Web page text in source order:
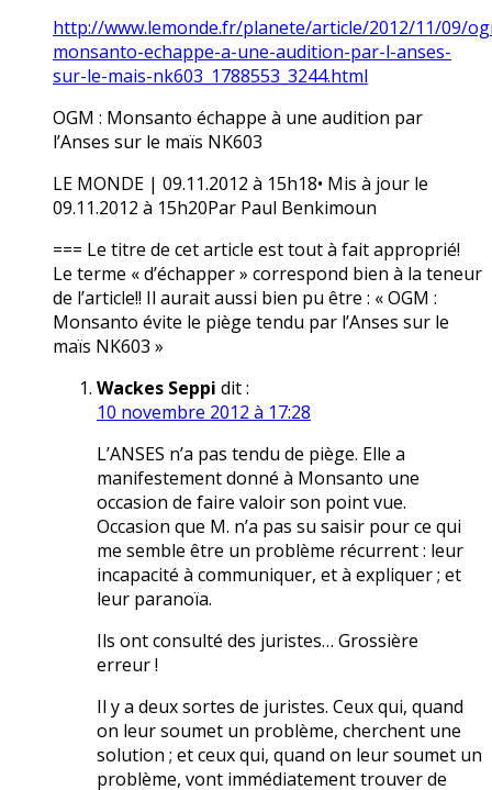
http://www.lemonde.fr/planete/article/2012/11/09/
monsanto-echappe-a-une-audition-par-l-anses-
sur-le-mais-nk603_1788553_3244.html
OGM : Monsanto échappe à une audition par
l’Anses sur le maïs NK603
LE MONDE | 09.11.2012 à 15h18• Mis à jour le
09.11.2012 à 15h20Par Paul Benkimoun
=== Le titre de cet article est tout à fait approprié!
Le terme « d’échapper » correspond bien à la teneur
de l’article!! Il aurait aussi bien pu être : « OGM :
Monsanto évite le piège tendu par l’Anses sur le
maïs NK603 »
Wackes Seppi dit :
10 novembre 2012 à 17:28
L’ANSES n’a pas tendu de piège. Elle a
manifestement donné à Monsanto une
occasion de faire valoir son point vue.
Occasion que M. n’a pas su saisir pour ce qui
me semble être un problème récurrent : leur
incapacité à communiquer, et à expliquer ; et
leur paranoïa.
Ils ont consulté des juristes… Grossière
erreur !
Il y a deux sortes de juristes. Ceux qui, quand
on leur soumet un problème, cherchent une
solution ; et ceux qui, quand on leur soumet un
problème, vont immédiatement trouver de